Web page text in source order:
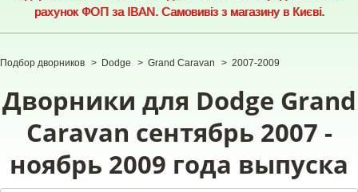
рахунок ФОП за IBAN. Самовивіз з магазину в Києві.
Подбор дворников > Dodge > Grand Caravan > 2007-2009
Дворники для Dodge Grand
Caravan сентябрь 2007 -
ноябрь 2009 года выпуска